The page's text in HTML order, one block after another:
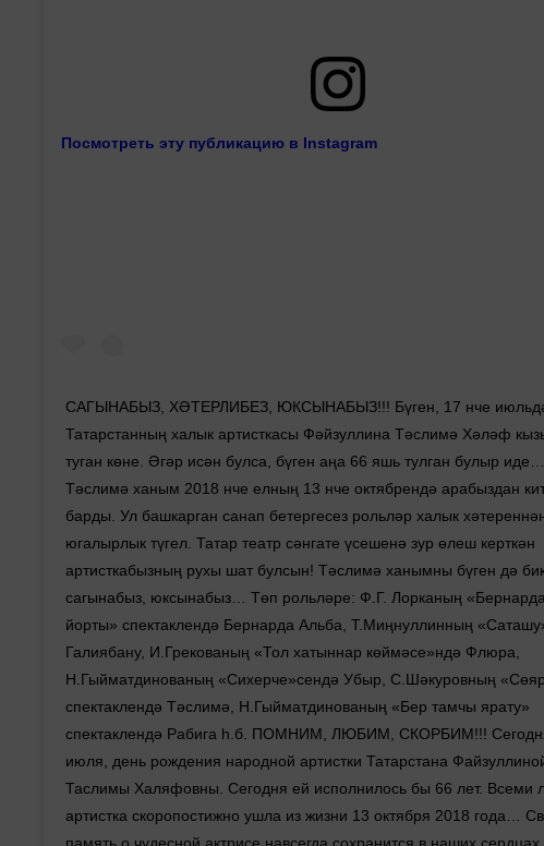
Посмотреть эту публикацию в Instagram
САГЫНАБЫЗ, ХӘТЕРЛИБЕЗ, ЮКСЫНАБЫЗ!!! Бүген, 17 нче
Татарстанның халык артисткасы Фәйзуллина Тәслимә Хәләф
туган көне. Әгәр исән булса, бүген аңа 66 яшь тулган булыр иде…
Тәслимә ханым 2018 нче елның 13 нче октябрендә арабыздан
барды. Ул башкарган санап бетергесез рольләр халык
югалырлык түгел. Татар театр сәнгате үсешенә зур өлеш керткән
артисткабызның рухы шат булсын! Тәслимә ханымны бүген дә
сагынабыз, юксынабыз… Төп рольләре: Ф.Г. Лорканың
йорты» спектаклендә Бернарда Альба, Т.Миңнуллинның
Галиябану, И.Грекованың «Тол хатыннар көймәсе»ндә Флюра,
Н.Гыйматдинованың «Сихерче»сендә Убыр, С.Шәкуровның
спектаклендә Тәслимә, Н.Гыйматдинованың «Бер тамчы ярату»
спектаклендә Рабига һ.б. ПОМНИМ, ЛЮБИМ, СКОРБИМ!!!
июля, день рождения народной артистки Татарстана
Таслимы Халяфовны. Сегодня ей исполнилось бы 66 лет. Всеми
артистка скоропостижно ушла из жизни 13 октября 2018 года…